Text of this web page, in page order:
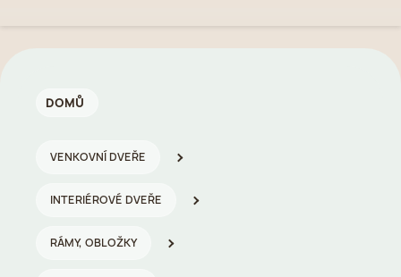
DOMŮ
VENKOVNÍ DVEŘE
INTERIÉROVÉ DVEŘE
RÁMY, OBLOŽKY